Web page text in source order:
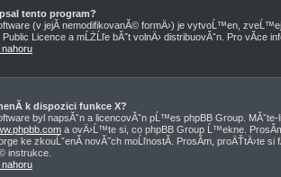
tento program?
(v jejĂ­ nemodifikovanĂ© formÄ›) je vytvoĹ™en,
Licence a mĹŻĹľe bĂ˝t volnÄ› distribuovĂˇn. Pro vĂ­ce
nahoru
k dispozici funkce X?
byl napsĂˇn a licencovĂˇn pĹ™es phpBB Group.
a ovÄ›Ĺ™te si, co phpBB Group Ĺ™ekne.
ke zkouĹˇenĂ­ novĂ˝ch moĹľnostĂ­. ProsĂ­m, proÄŤtÄ›te
instrukce.
nahoru